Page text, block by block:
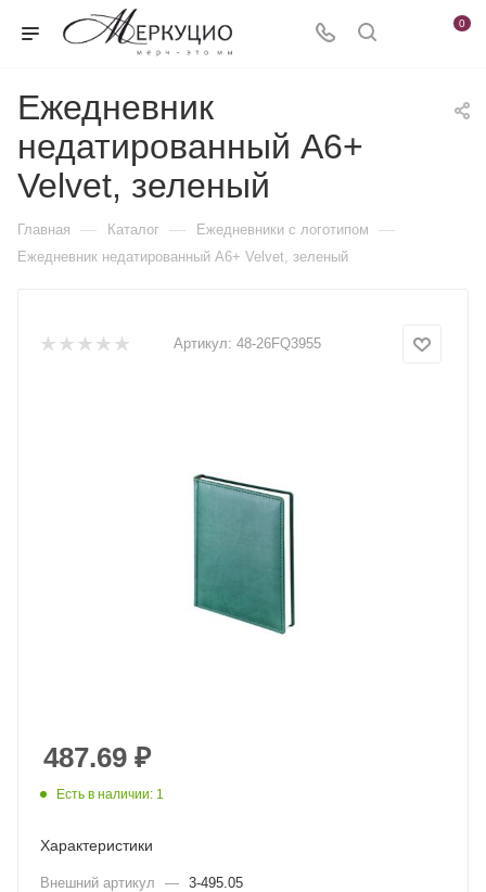
0
Ежедневник
недатированный А6+
Velvet, зеленый
Главная — Каталог — Ежедневники c логотипом —
Ежедневник недатированный А6+ Velvet, зеленый
Артикул: 48-26FQ3955
487.69 ₽
Есть в наличии: 1
Характеристики
Внешний артикул — 3-495.05